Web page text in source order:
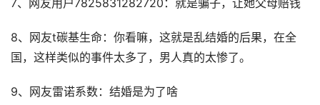
7、网友用户7825831282720：就是骗子，让她父母赔钱
8、网友t碳基生命：你看嘛，这就是乱结婚的后果，在全
国，这样类似的事件太多了，男人真的太惨了。
9、网友雷诺系数：结婚是为了啥